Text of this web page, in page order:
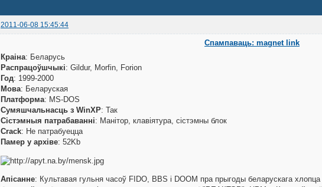
2011-06-08 15:45:44
Спампаваць: magnet link
Краіна: Беларусь
Распрацоўшчыкі: Gildur, Morfin, Forion
Год: 1999-2000
Мова: Беларуская
Платформа: MS-DOS
Сумяшчальнасць з WinXP: Так
Сістэмныя патрабаванні: Манітор, клавіятура, сістэмны блок
Crack: Не патрабуецца
Памер у архіве: 52Kb
Апісанне: Культавая гульня часоў FIDO, BBS і DOOM пра прыгоды беларускага